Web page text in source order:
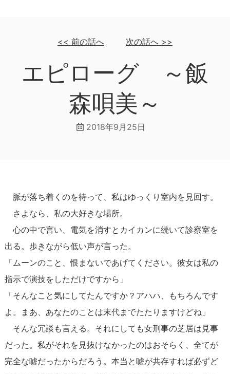
<< 前の話へ 次の話へ>>
エピローグ ～飯
森唄美～
2018年9月25日
脈が落ち着くのを待って、私はゆっくり室内を見回す。
さよなら、私の大好きな場所。
心の中で言い、電気を消すとカイカンに続いて診察室を
出る。歩きながら低い声が言った。
「ムーンのこと、恨まないであげてください。彼女は私の
指示で演技をしただけですから」
「そんなこと気にしてたんですか？アハハ、もちろんです
よ。まあ、あなたのことは末代までたたりますけどね」
そんな冗談も言える。それにしても女刑事の芝居は見事
だった。私がそれを見抜けなかったのはおそらく、全てが
完全な嘘だったからだろう。本当と嘘が共存すれば必ずど